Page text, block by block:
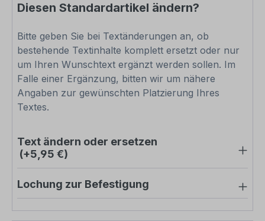
Diesen Standardartikel ändern?
Bitte geben Sie bei Textänderungen an, ob
bestehende Textinhalte komplett ersetzt oder nur
um Ihren Wunschtext ergänzt werden sollen. Im
Falle einer Ergänzung, bitten wir um nähere
Angaben zur gewünschten Platzierung Ihres
Textes.
Text ändern oder ersetzen
(+5,95 €)
Lochung zur Befestigung